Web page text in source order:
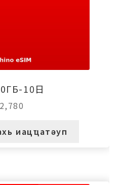
10日
2,780
иацҵатәуп